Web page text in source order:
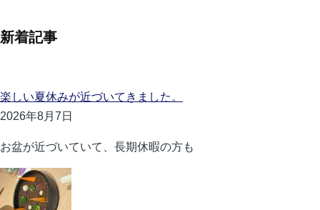
新着記事
楽しい夏休みが近づいてきました。
2026年8月7日
お盆が近づいていて、長期休暇の方も